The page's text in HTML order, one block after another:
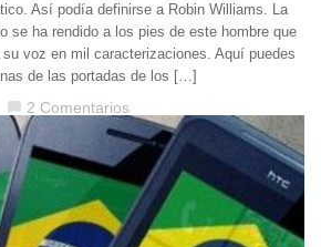
Así podía definirse a Robin Williams. La
se ha rendido a los pies de este hombre que
voz en mil caracterizaciones. Aquí puedes
de las portadas de los […]
chat_bubble 2 Comentarios